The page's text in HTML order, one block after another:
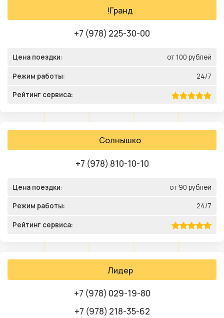
!Гранд
+7 (978) 225-30-00
Цена поездки: от 100 рублей
Режим работы: 24/7
Рейтинг сервиса:
Солнышко
+7 (978) 810-10-10
Цена поездки: от 90 рублей
Режим работы: 24/7
Рейтинг сервиса:
Лидер
+7 (978) 029-19-80
+7 (978) 218-35-62